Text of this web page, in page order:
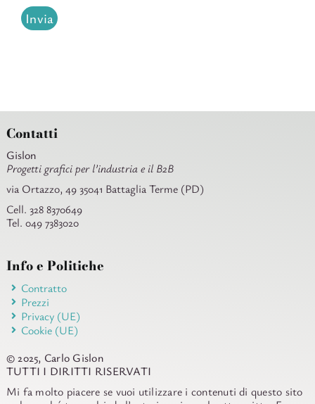
Contatti
Gislon
Progetti grafici per l’industria e il B2B
via Ortazzo, 49 35041 Battaglia Terme (PD)
Cell. 328 8370649
Tel. 049 7383020
Info e Politiche
Contratto
Prezzi
Privacy (UE)
Cookie (UE)
© 2025, Carlo Gislon
TUTTI I DIRITTI RISERVATI
Mi fa molto piacere se vuoi utilizzare i contenuti di questo sito